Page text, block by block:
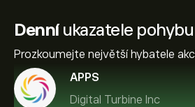
Denníukazatele pohybu
Prozkoumejte největší hybatele
APPS
Digital Turbine Inc